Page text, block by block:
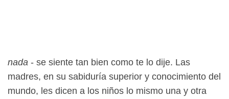
nada - se siente tan bien como te lo dije. Las
madres, en su sabiduría superior y conocimiento del
mundo, les dicen a los niños lo mismo una y otra